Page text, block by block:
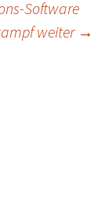
Software
weiter →